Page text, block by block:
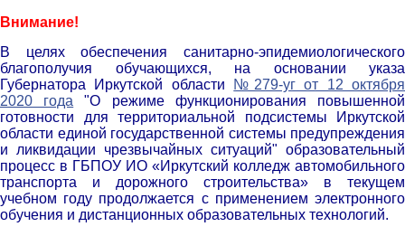
Внимание!
В целях обеспечения санитарно-эпидемиологического
благополучия обучающихся, на основании указа
Губернатора Иркутской области
№279-уг от 12 октября
2020 года "О режиме функционирования повышенной
готовности для территориальной подсистемы Иркутской
области единой государственной системы предупреждения
и ликвидации чрезвычайных ситуаций" образовательный
процесс в ГБПОУ ИО «Иркутский колледж автомобильного
транспорта и дорожного строительства» в текущем
учебном году продолжается с применением электронного
обучения и дистанционных образовательных технологий.